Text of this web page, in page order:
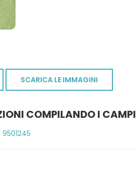
SCARICA LE IMMAGINI
COMPILANDO I CAMPI